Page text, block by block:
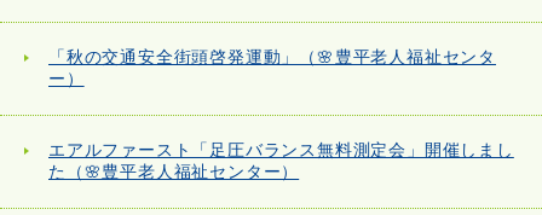
「秋の交通安全街頭啓発運動」（🌸豊平老人福祉センタ
ー）
エアルファースト「足圧バランス無料測定会」開催しまし
た（🌸豊平老人福祉センター）